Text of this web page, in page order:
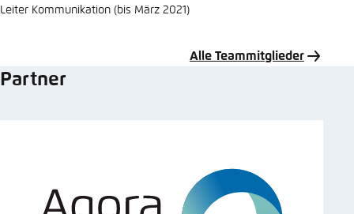
Leiter Kommunikation (bis März 2021)
Alle Teammitglieder
Partner